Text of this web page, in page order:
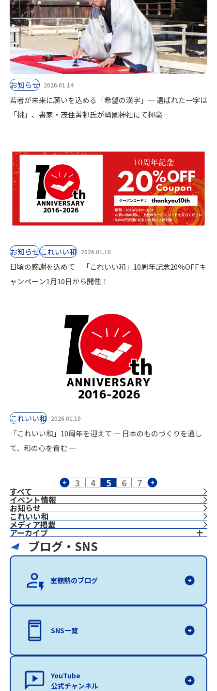
すべて
イベント情報
お知らせ
これいい和
⁨⁩メディア掲載
アーカイブ
お知らせ 2026.01.14
若者が未来に願いを込める「希望の漢字」― 選ばれた一字は
「挑」、書家・茂住菁邨氏が靖國神社にて揮毫 ―
お知らせこれいい和 2026.01.10
日頃の感謝を込めて 「これいい和」10周年記念20％OFFキ
ャンペーン1月10日から開催！
これいい和 2026.01.10
「これいい和」10周年を迎えて ― 日本のものづくりを通し
て、和の心を育む ―
3 4 5 6 7
ブログ・SNS
室舘勲のブログ
SNS一覧
YouTube
公式チャンネル